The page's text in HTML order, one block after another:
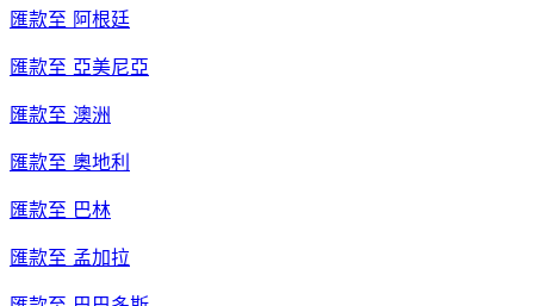
匯款至 阿根廷
匯款至 亞美尼亞
匯款至 澳洲
匯款至 奧地利
匯款至 巴林
匯款至 孟加拉